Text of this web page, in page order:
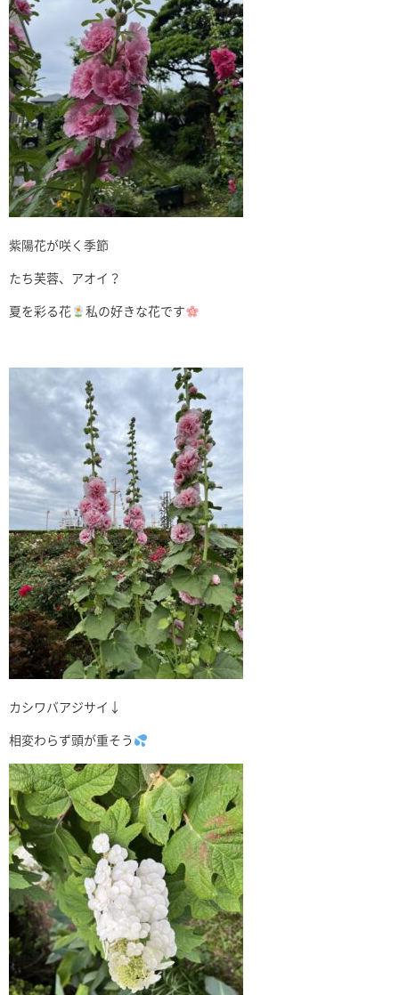
紫陽花が咲く季節
たち芙蓉、アオイ？
夏を彩る花 私の好きな花です
カシワバアジサイ↓
相変わらず頭が重そう